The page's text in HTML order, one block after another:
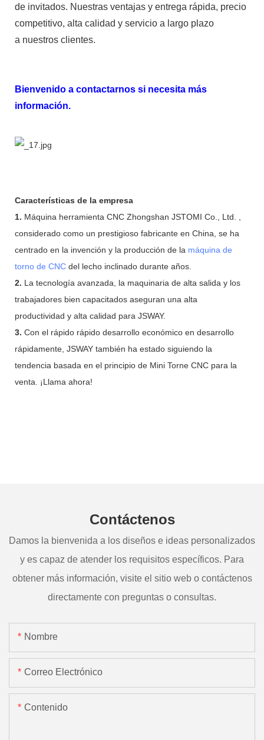
de invitados. Nuestras ventajas y entrega rápida, precio
competitivo, alta calidad y servicio a largo plazo
a nuestros clientes.
Bienvenido a contactarnos si necesita más
información.
Características de la empresa
1. Máquina herramienta CNC Zhongshan JSTOMI Co., Ltd. ,
considerado como un prestigioso fabricante en China, se ha
centrado en la invención y la producción de la máquina de
torno de CNC del lecho inclinado durante años.
2. La tecnología avanzada, la maquinaria de alta salida y los
trabajadores bien capacitados aseguran una alta
productividad y alta calidad para JSWAY.
3. Con el rápido rápido desarrollo económico en desarrollo
rápidamente, JSWAY también ha estado siguiendo la
tendencia basada en el principio de Mini Torne CNC para la
venta. ¡Llama ahora!
Contáctenos
Damos la bienvenida a los diseños e ideas personalizados
y es capaz de atender los requisitos específicos. Para
obtener más información, visite el sitio web o contáctenos
directamente con preguntas o consultas.
Nombre
Correo Electrónico
Contenido